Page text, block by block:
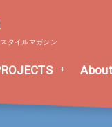
タイルマガジン